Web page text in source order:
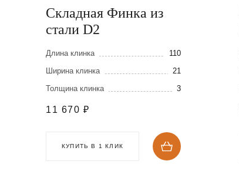
Складная Финка из
стали D2
Длина клинка
110
Ширина клинка
21
Толщина клинка
3
11 670 ₽
КУПИТЬ В 1 КЛИК